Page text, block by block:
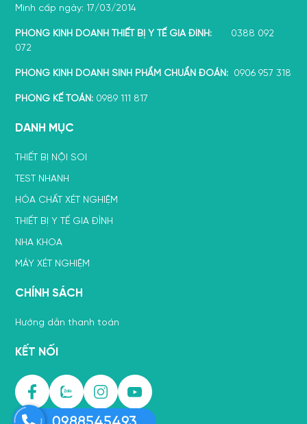
Minh cấp ngày: 17/03/2014
PHÒNG KINH DOANH THIẾT BỊ Y TẾ GIA ĐÌNH: 0388 092
072
PHÒNG KINH DOANH SINH PHẨM CHUẨN ĐOÁN: 0906 957 318
PHÒNG KẾ TOÁN: 0989 111 817
DANH MỤC
THIẾT BỊ NỘI SOI
TEST NHANH
HÓA CHẤT XÉT NGHIỆM
THIẾT BỊ Y TẾ GIA ĐÌNH
NHA KHOA
MÁY XÉT NGHIỆM
CHÍNH SÁCH
Hướng dẫn thanh toán
KẾT NỐI